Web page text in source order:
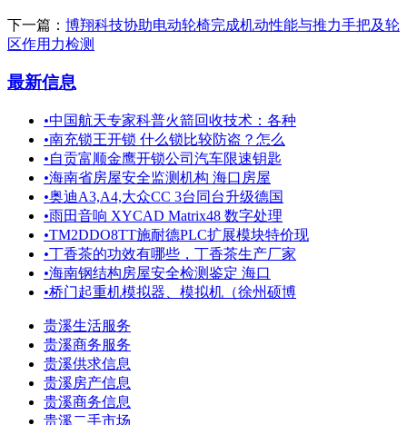
下一篇： 博翔科技协助电动轮椅完成机动性能与推力手把及轮
区作用力检测
最新信息
•中国航天专家科普火箭回收技术：各种
•南充锁王开锁 什么锁比较防盗？怎么
•自贡富顺金鹰开锁公司汽车限速钥匙
•海南省房屋安全监测机构 海口房屋
•奥迪A3,A4,大众CC 3台同台升级德国
•雨田音响 XYCAD Matrix48 数字处理
•TM2DDO8TT施耐德PLC扩展模块特价现
•丁香茶的功效有哪些，丁香茶生产厂家
•海南钢结构房屋安全检测鉴定 海口
•桥门起重机模拟器、模拟机（徐州硕博
贵溪生活服务
贵溪商务服务
贵溪供求信息
贵溪房产信息
贵溪商务信息
贵溪二手市场